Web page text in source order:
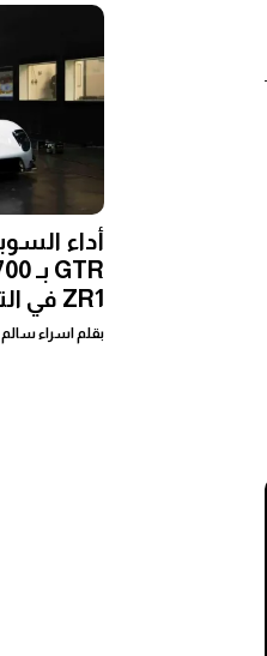
ZR1 في التسارع
بقلم اسراء سالم